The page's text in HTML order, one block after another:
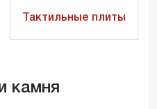
Тактильные плиты
камня